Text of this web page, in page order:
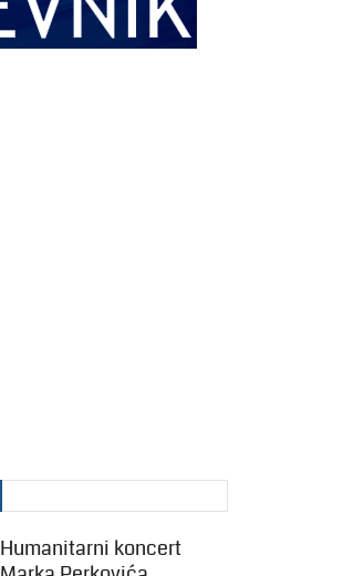
Humanitarni koncert